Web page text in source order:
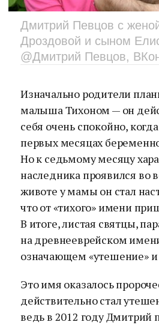
Дмитрий Певцов с
Дроздовой и сыном
@Дмитрий Певцов,
Изначально родители
малыша Тихоном — он
себя очень спокойно,
первых месяцах
Но к седьмому месяцу
наследника проявился во
животе у мамы он стал
что от «тихого» имени
В итоге, листая святцы,
на древнееврейском
означающем «утешение» и
Это имя оказалось
действительно стал
ведь в 2012 году Дмитрий